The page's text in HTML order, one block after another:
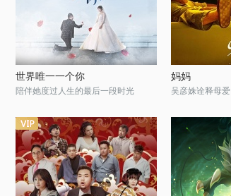
世界唯一一个你
陪伴她度过人生的最后一段时光
妈妈
吴彦姝诠释母爱